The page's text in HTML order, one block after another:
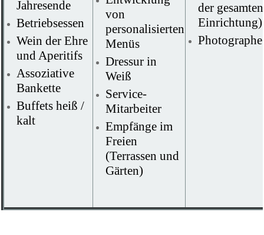
Jahresende
Betriebsessen
Wein der Ehre
und Aperitifs
Assoziative
Bankette
Buffets heiß /
kalt
von
personalisierten
Menüs
Dressur in
Weiß
Service-
Mitarbeiter
Empfänge im
Freien
(Terrassen und
Gärten)
der gesamten
Einrichtung)
Photographe